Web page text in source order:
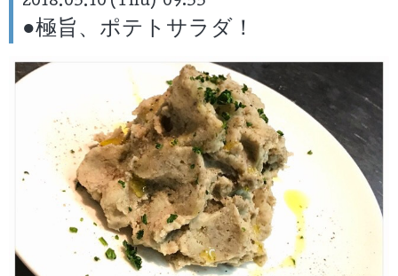
●極旨、ポテトサラダ！